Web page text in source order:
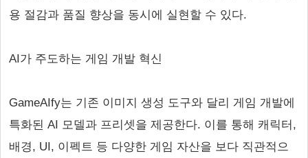
용 절감과 품질 향상을 동시에 실현할 수 있다.
AI가 주도하는 게임 개발 혁신
GameAIfy는 기존 이미지 생성 도구와 달리 게임 개발에
특화된 AI 모델과 프리셋을 제공한다. 이를 통해 캐릭터,
배경, UI, 이펙트 등 다양한 게임 자산을 보다 직관적으